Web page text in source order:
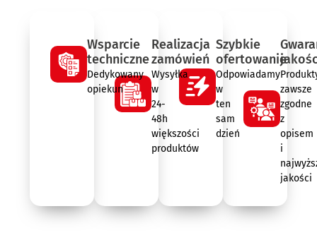
publicznej.
Wyposażony
w
podstawę
blachy
stalowej
ocynkowanej
lub
wysokościach
Wsparcie
techniczne
Dedykowany
opiekun
Realizacja
zamówień
Wysyłka
w
24-
48h
większości
produktów
Szybkie
ofertowanie
Odpowiadamy
w
ten
sam
dzień
zawsze
zgodne
z
opisem
i
jakości